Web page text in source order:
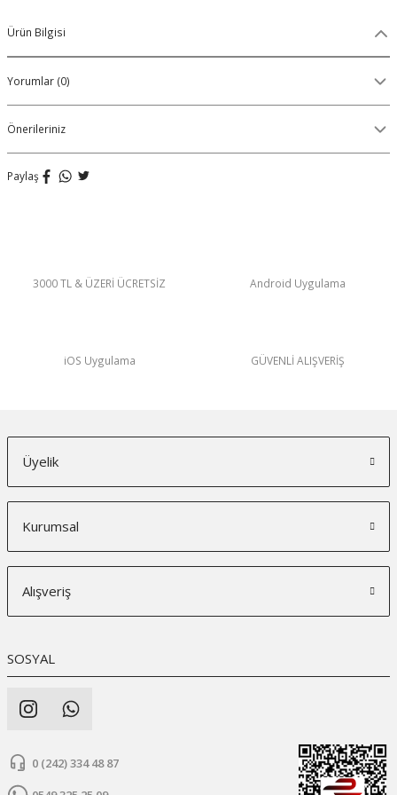
Ribana (Örme) Boxer
Seamless (Dikişsiz) Boxer
Ürün Bilgisi
Yorumlar (0)
Önerileriniz
Paylaş
3000 TL & ÜZERİ ÜCRETSİZ Android Uygulama
iOS Uygulama GÜVENLİ ALIŞVERİŞ
Üyelik
Kurumsal
Alışveriş
SOSYAL
0 (242) 334 48 87